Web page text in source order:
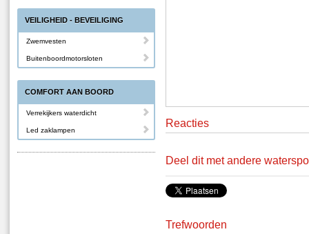
Reacties
Deel dit met andere
Trefwoorden
VEILIGHEID - BEVEILIGING
Zwemvesten
Buitenboordmotorsloten
COMFORT AAN BOORD
Verrekijkers waterdicht
Led zaklampen